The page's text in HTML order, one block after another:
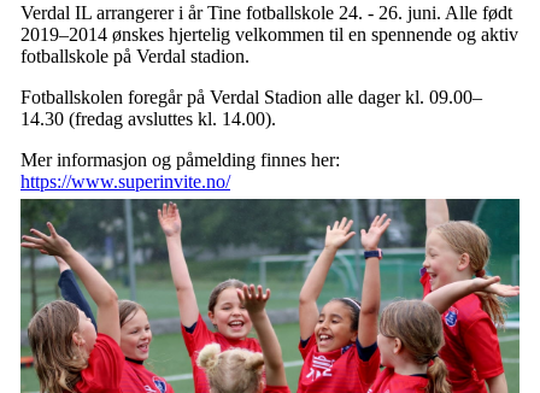
Verdal IL arrangerer i år Tine fotballskole 24. - 26. juni. Alle født
2019–2014 ønskes hjertelig velkommen til en spennende og aktiv
fotballskole på Verdal stadion.
Fotballskolen foregår på Verdal Stadion alle dager kl. 09.00–
14.30 (fredag avsluttes kl. 14.00).
Mer informasjon og påmelding finnes her:
https://www.superinvite.no/